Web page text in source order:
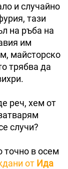
и случайно
тази
на ръба на
им
майсторско
трябва да
реч, хем от
случи?
точно в осем
от Ида